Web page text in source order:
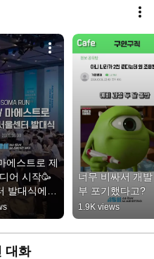
에스트로 제
어 시작🥳
발대식에서
?
너무 비싸서 개
부 포기했다고?
1.9K views
대화